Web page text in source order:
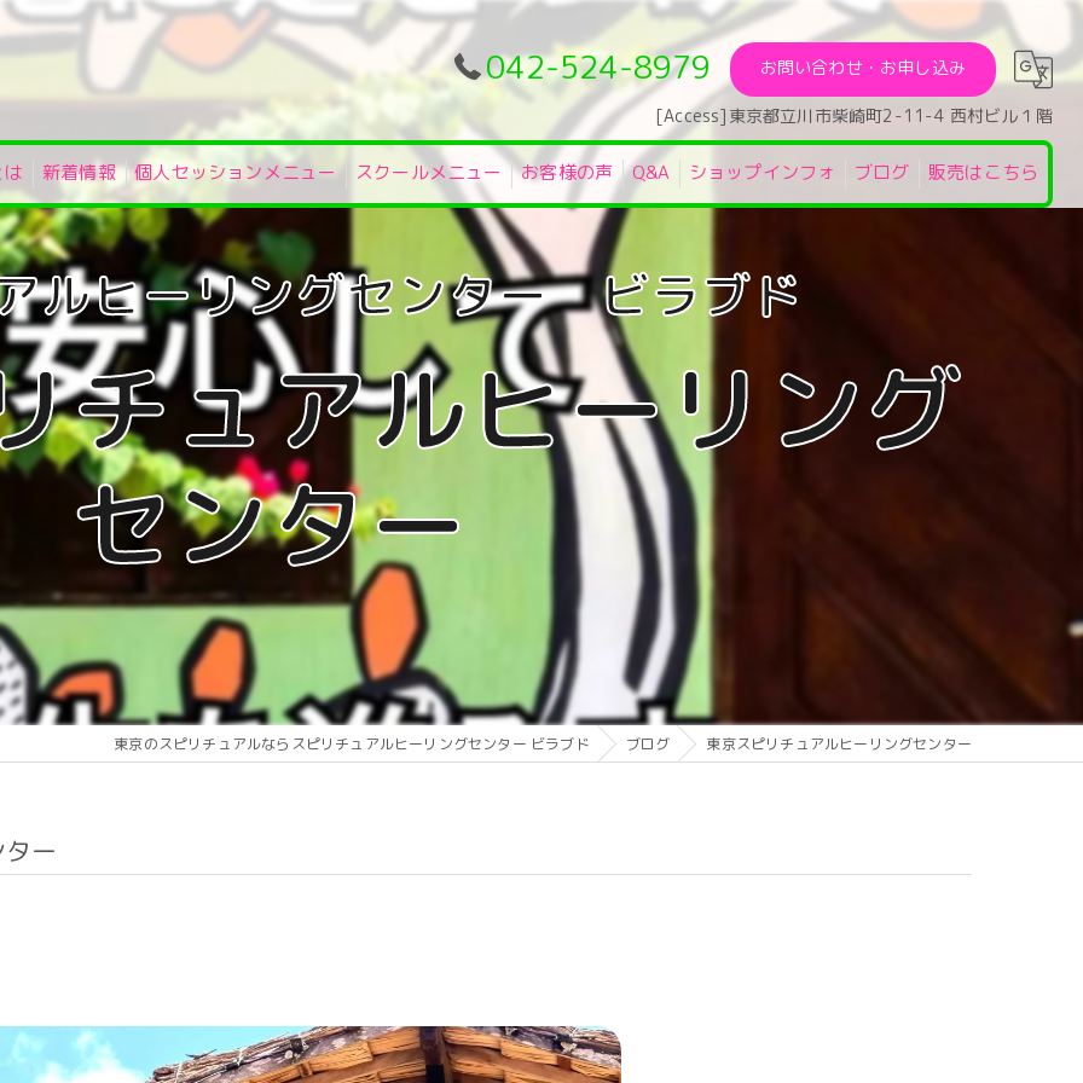
042-524-8979 お問い合わせ・お申し込み
[Access]東京都立川市柴崎町2-11-4 西村ビル１階
新着情報 個人セッションメニュー スクールメニュー お客様の声 Q&A ショップインフォ ブログ 販売はこちら
チュアルヒーリング
センター
東京のスピリチュアルならスピリチュアルヒーリングセンター ビラブド ブログ 東京スピリチュアルヒーリングセンター
ー